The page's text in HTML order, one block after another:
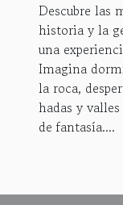
Descubre las
historia y la
una
Imagina
la roca,
hadas y
de fantasía....